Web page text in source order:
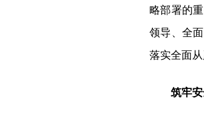
略部署的
领导、全
落实全面
筑牢